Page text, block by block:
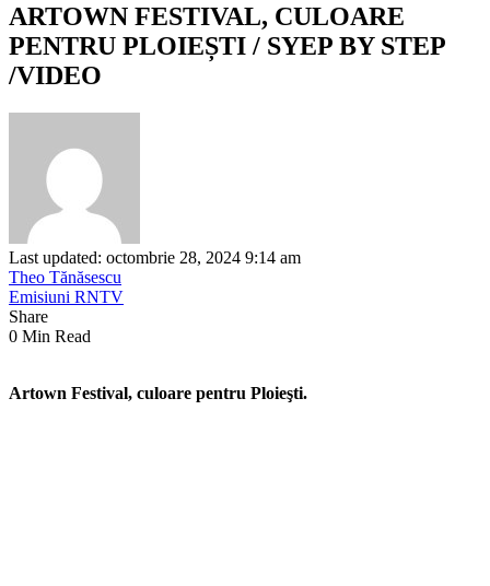
ARTOWN FESTIVAL, CULOARE
PENTRU PLOIEȘTI / SYEP BY STEP
/VIDEO
Last updated: octombrie 28, 2024 9:14 am
Theo Tănăsescu
Emisiuni RNTV
Share
0 Min Read
Artown Festival, culoare pentru Ploieşti.